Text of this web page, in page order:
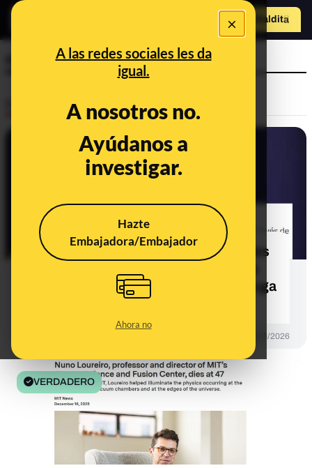
×
A las redes sociales les da
igual.
A nosotros no.
Ayúdanos a
investigar.
Hazte
Embajadora/Embajador
Ahora no
Hazte Maldito
nuclear
CONTEXTO
Qué sabemos de que las autoridades
oficial sobre la posibilidad de una fuga
nuclear, a 26 de marzo de 2026
26/03/2026
VERDADERO